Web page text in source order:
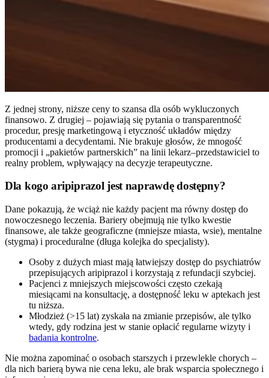
Z jednej strony, niższe ceny to szansa dla osób wykluczonych
finansowo. Z drugiej – pojawiają się pytania o transparentność
procedur, presję marketingową i etyczność układów między
producentami a decydentami. Nie brakuje głosów, że mnogość
promocji i „pakietów partnerskich” na linii lekarz–przedstawiciel to
realny problem, wpływający na decyzje terapeutyczne.
Dla kogo aripiprazol jest naprawdę dostępny?
Dane pokazują, że wciąż nie każdy pacjent ma równy dostęp do
nowoczesnego leczenia. Bariery obejmują nie tylko kwestie
finansowe, ale także geograficzne (mniejsze miasta, wsie), mentalne
(stygma) i proceduralne (długa kolejka do specjalisty).
Osoby z dużych miast mają łatwiejszy dostęp do psychiatrów
przepisujących aripiprazol i korzystają z refundacji szybciej.
Pacjenci z mniejszych miejscowości często czekają
miesiącami na konsultację, a dostępność leku w aptekach jest
tu niższa.
Młodzież (>15 lat) zyskała na zmianie przepisów, ale tylko
wtedy, gdy rodzina jest w stanie opłacić regularne wizyty i
badania kontrolne.
Nie można zapominać o osobach starszych i przewlekle chorych –
dla nich barierą bywa nie cena leku, ale brak wsparcia społecznego i